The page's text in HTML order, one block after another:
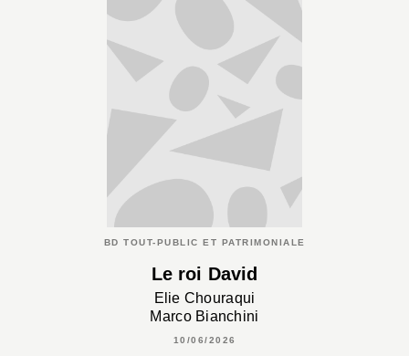
BD TOUT-PUBLIC ET PATRIMONIALE
Le roi David
Elie Chouraqui
Marco Bianchini
10/06/2026